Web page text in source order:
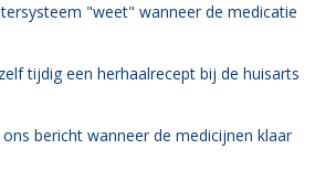
"weet" wanneer de medicatie
tijdig een herhaalrecept bij de huisarts
bericht wanneer de medicijnen klaar